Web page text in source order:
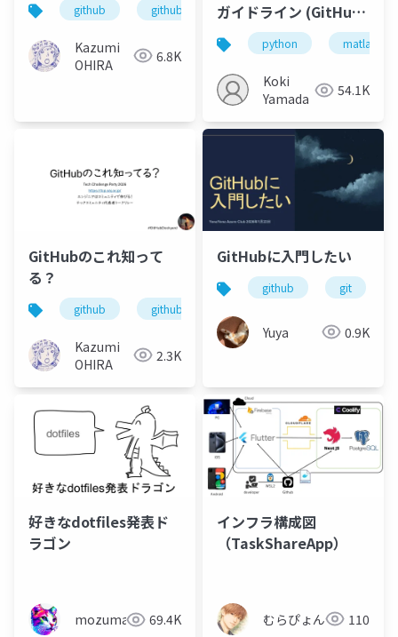
地とこれから
github github copilot
Kazumi
OHIRA
6.8K
ガイドライン (GitHub
の運用・コードレビュ
ー)
python matlab
Koki
Yamada
54.1K
GitHubのこれ知って
る？
github github dockyard
Kazumi
OHIRA
2.3K
GitHubに入門したい
github git
Yuya 0.9K
好きなdotfiles発表ド
ラゴン
mozumasu 69.4K
インフラ構成図
（TaskShareApp）
むらぴょん 110